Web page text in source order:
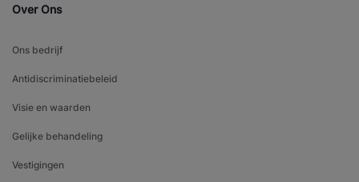
Over Ons
Ons bedrijf
Antidiscriminatiebeleid
Visie en waarden
Gelijke behandeling
Vestigingen